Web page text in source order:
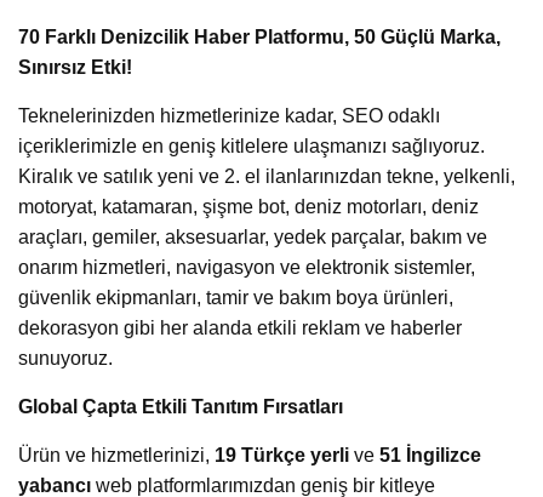
70 Farklı Denizcilik Haber Platformu, 50 Güçlü Marka,
Sınırsız Etki!
Teknelerinizden hizmetlerinize kadar, SEO odaklı
içeriklerimizle en geniş kitlelere ulaşmanızı sağlıyoruz.
Kiralık ve satılık yeni ve 2. el ilanlarınızdan tekne, yelkenli,
motoryat, katamaran, şişme bot, deniz motorları, deniz
araçları, gemiler, aksesuarlar, yedek parçalar, bakım ve
onarım hizmetleri, navigasyon ve elektronik sistemler,
güvenlik ekipmanları, tamir ve bakım boya ürünleri,
dekorasyon gibi her alanda etkili reklam ve haberler
sunuyoruz.
Global Çapta Etkili Tanıtım Fırsatları
Ürün ve hizmetlerinizi, 19 Türkçe yerli ve 51 İngilizce
yabancı web platformlarımızdan geniş bir kitleye